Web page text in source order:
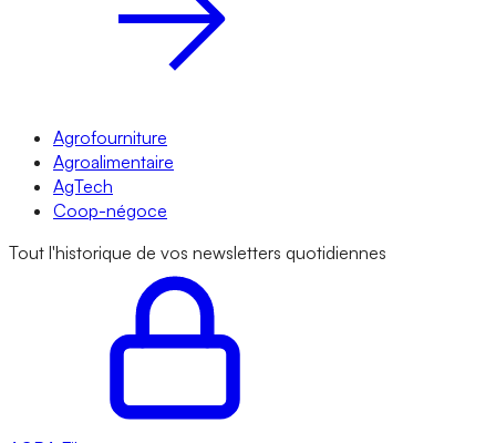
Agrofourniture
Agroalimentaire
AgTech
Coop-négoce
Tout l'historique de vos newsletters quotidiennes